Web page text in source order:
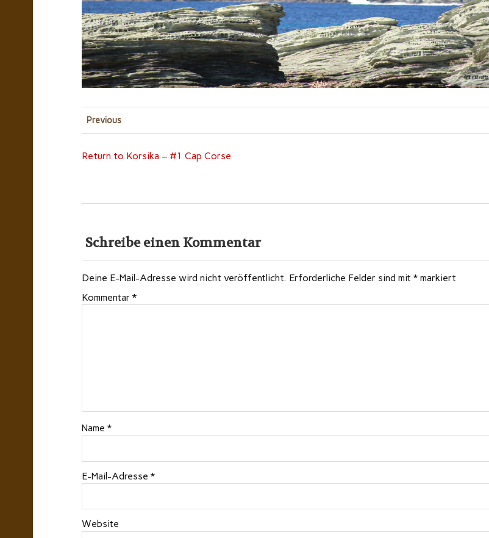
Previous
Return to Korsika – #1 Cap Corse
Schreibe einen Kommentar
Deine E-Mail-Adresse wird nicht veröffentlicht. Erforderliche Felder sind mit *markiert
Kommentar *
Name *
E-Mail-Adresse *
Website